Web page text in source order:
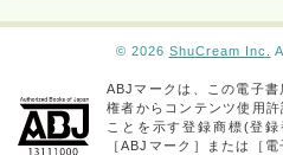
© 2026 ShuCream Inc.
ABJマークは、この電子
権者からコンテンツ使用
ことを示す登録商標(登
［ABJマーク］または［